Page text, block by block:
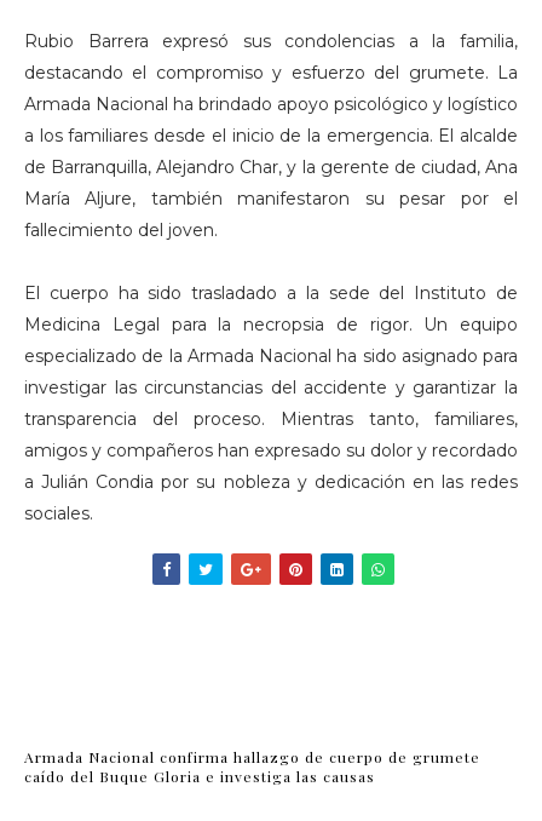
Rubio Barrera expresó sus condolencias a la familia,
destacando el compromiso y esfuerzo del grumete. La
Armada Nacional ha brindado apoyo psicológico y logístico
a los familiares desde el inicio de la emergencia. El alcalde
de Barranquilla, Alejandro Char, y la gerente de ciudad, Ana
María Aljure, también manifestaron su pesar por el
fallecimiento del joven.
El cuerpo ha sido trasladado a la sede del Instituto de
Medicina Legal para la necropsia de rigor. Un equipo
especializado de la Armada Nacional ha sido asignado para
investigar las circunstancias del accidente y garantizar la
transparencia del proceso. Mientras tanto, familiares,
amigos y compañeros han expresado su dolor y recordado
a Julián Condia por su nobleza y dedicación en las redes
sociales.
Armada Nacional confirma hallazgo de cuerpo de grumete
caído del Buque Gloria e investiga las causas